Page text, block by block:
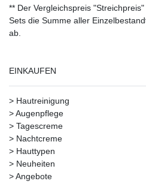
** Der Vergleichspreis
Sets die Summe aller
ab.
EINKAUFEN
> Hautreinigung
>Augenpflege
> Tagescreme
> Nachtcreme
> Hauttypen
> Neuheiten
>Angebote